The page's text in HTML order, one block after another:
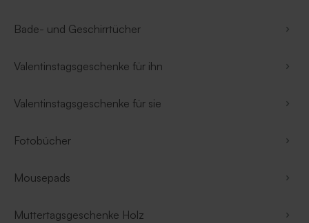
Bade- und Geschirrtücher
Valentinstagsgeschenke für ihn
Valentinstagsgeschenke für sie
Fotobücher
Mousepads
Muttertagsgeschenke Holz